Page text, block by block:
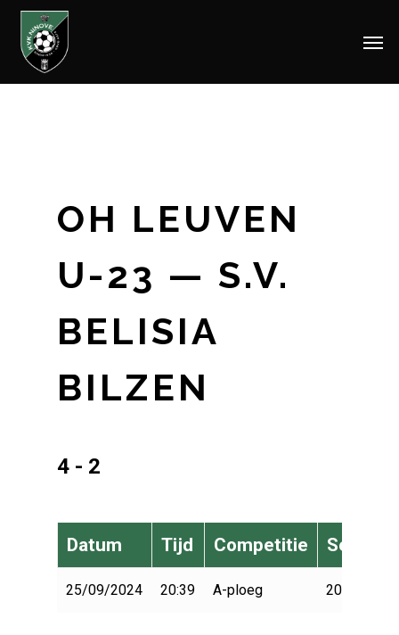
Skip
OH LEUVEN
U-23 — S.V.
BELISIA
BILZEN
4 - 2
Datum Tijd Competitie Seizoen
25/09/2024 20:39 A-ploeg 2024-2025